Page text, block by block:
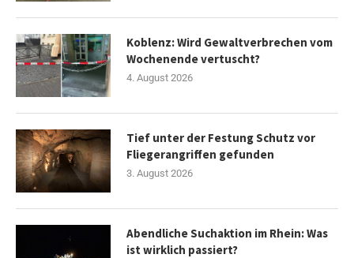
Koblenz: Wird Gewaltverbrechen vom
Wochenende vertuscht?
4. August 2026
Tief unter der Festung Schutz vor
Fliegerangriffen gefunden
3. August 2026
Abendliche Suchaktion im Rhein: Was
ist wirklich passiert?